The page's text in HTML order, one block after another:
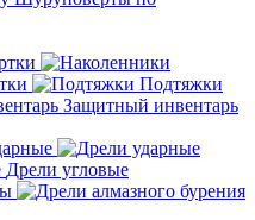
Подтяжки
Защитный инвентарь
Дрели угловые